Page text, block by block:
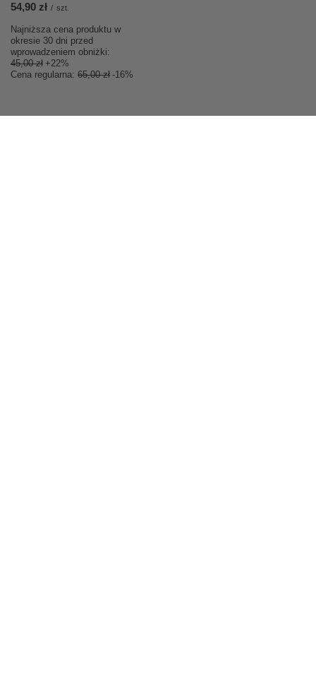
54,90 zł / szt.
Najniższa cena produktu w
okresie 30 dni przed
wprowadzeniem obniżki:
45,00 zł +22%
Cena regularna: 65,00 zł -16%